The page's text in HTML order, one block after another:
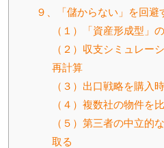
９、「儲からない」を回避
（１）「資産形成型」
（２）収支シミュレー
再計算
（３）出口戦略を購入
（４）複数社の物件を
（５）第三者の中立的
取る